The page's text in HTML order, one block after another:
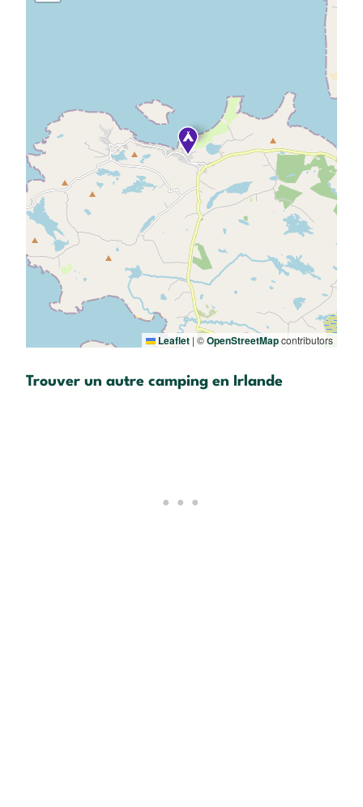
Leaflet | ©OpenStreetMapcontributors
Trouver un autre camping en Irlande